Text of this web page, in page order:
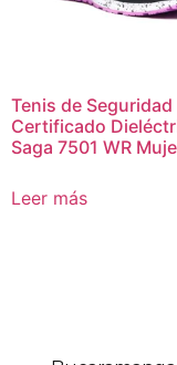
Tenis de Seguridad
Certificado
Saga 7501 WR
Leer más